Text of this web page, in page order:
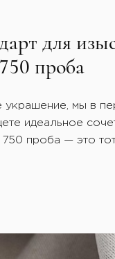
для
проба
мы в
идеальное
750 проба — это